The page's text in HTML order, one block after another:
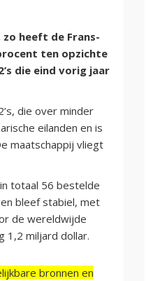
heeft de Frans-
ten opzichte
die eind vorig jaar
die over minder
eilanden en is
maatschappij vliegt
totaal 56 bestelde
bleef stabiel, met
de wereldwijde
1,2 miljard dollar.
bronnen en